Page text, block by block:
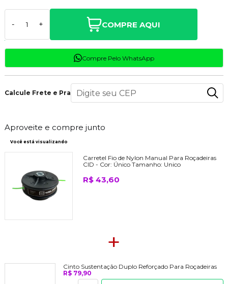
- + COMPRE AQUI
Compre Pelo WhatsApp
Calcule Frete e Prazo
Aproveite e compre junto
Você está visualizando
Carretel Fio de Nylon Manual Para Roçadeiras
CID - Cor: Único Tamanho: Unico
R$ 43,60
+
Cinto Sustentação Duplo Reforçado Para Roçadeiras
R$ 79,90